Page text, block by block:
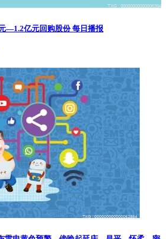
—1.2亿元回购股份 每日播报